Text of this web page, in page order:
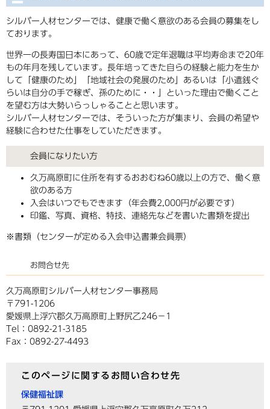
シルバー人材センターでは、健康で働く意欲のある会員の募集をし
ております。
世界一の長寿国日本にあって、60歳で定年退職は平均寿命まで20年
もの年月を残しています。長年培ってきた自らの経験と能力を生か
して「健康のため」「地域社会の発展のため」あるいは「小遣銭ぐ
らいは自分の手で稼ぎ、孫のために・・」といった理由で働くこと
を望む方は大勢いらっしゃることと思います。
シルバー人材センターでは、そういった方が集まり、会員の希望や
経験に合わせた仕事をしていただきます。
会員になりたい方
久万高原町に住所を有するおおむね60歳以上の方で、働く意
欲のある方
入会はいつでもできます（年会費2,000円が必要です）
印鑑、写真、資格、特技、連絡先などを書いた書類を提出
※書類（センターが定める入会申込書兼会員票）
お問合せ先
久万高原町シルバー人材センター事務局
〒791-1206
愛媛県上浮穴郡久万高原町上野尻乙246－1
Tel：0892-21-3185
Fax：0892-27-4493
このページに関するお問い合わせ先
保健福祉課